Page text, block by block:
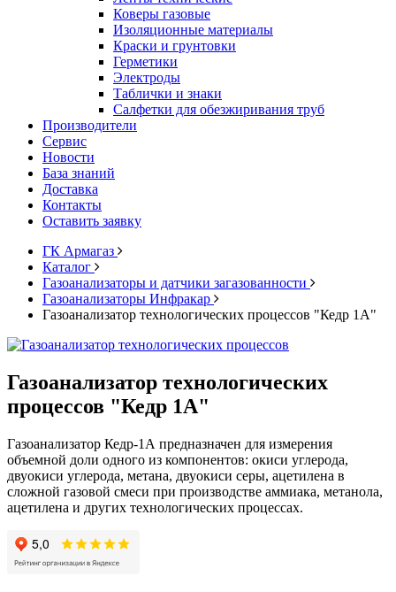
Коверы газовые
Изоляционные материалы
Краски и грунтовки
Герметики
Электроды
Таблички и знаки
Салфетки для обезжиривания труб
Производители
Сервис
Новости
База знаний
Доставка
Контакты
Оставить заявку
ГК Армагаз
Каталог
Газоанализаторы и датчики загазованности
Газоанализаторы Инфракар
Газоанализатор технологических процессов "Кедр 1А"
Газоанализатор технологических
процессов "Кедр 1А"
Газоанализатор Кедр-1А предназначен для измерения
объемной доли одного из компонентов: окиси углерода,
двуокиси углерода, метана, двуокиси серы, ацетилена в
сложной газовой смеси при производстве аммиака, метанола,
ацетилена и других технологических процессах.